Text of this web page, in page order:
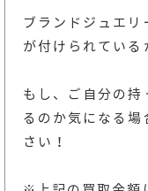
ブランドジュエ
が付けられている
もし、ご自分の
るのか気になる
さい！